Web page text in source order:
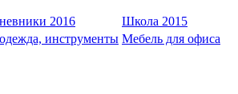
2016
Школа 2015
инструменты Мебель для офиса